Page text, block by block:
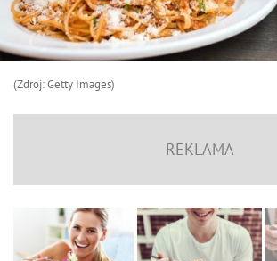
(Zdroj: Getty Images)